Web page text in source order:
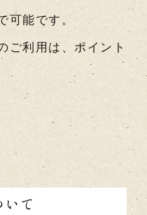
可能です。
ご利用は、ポイント
て